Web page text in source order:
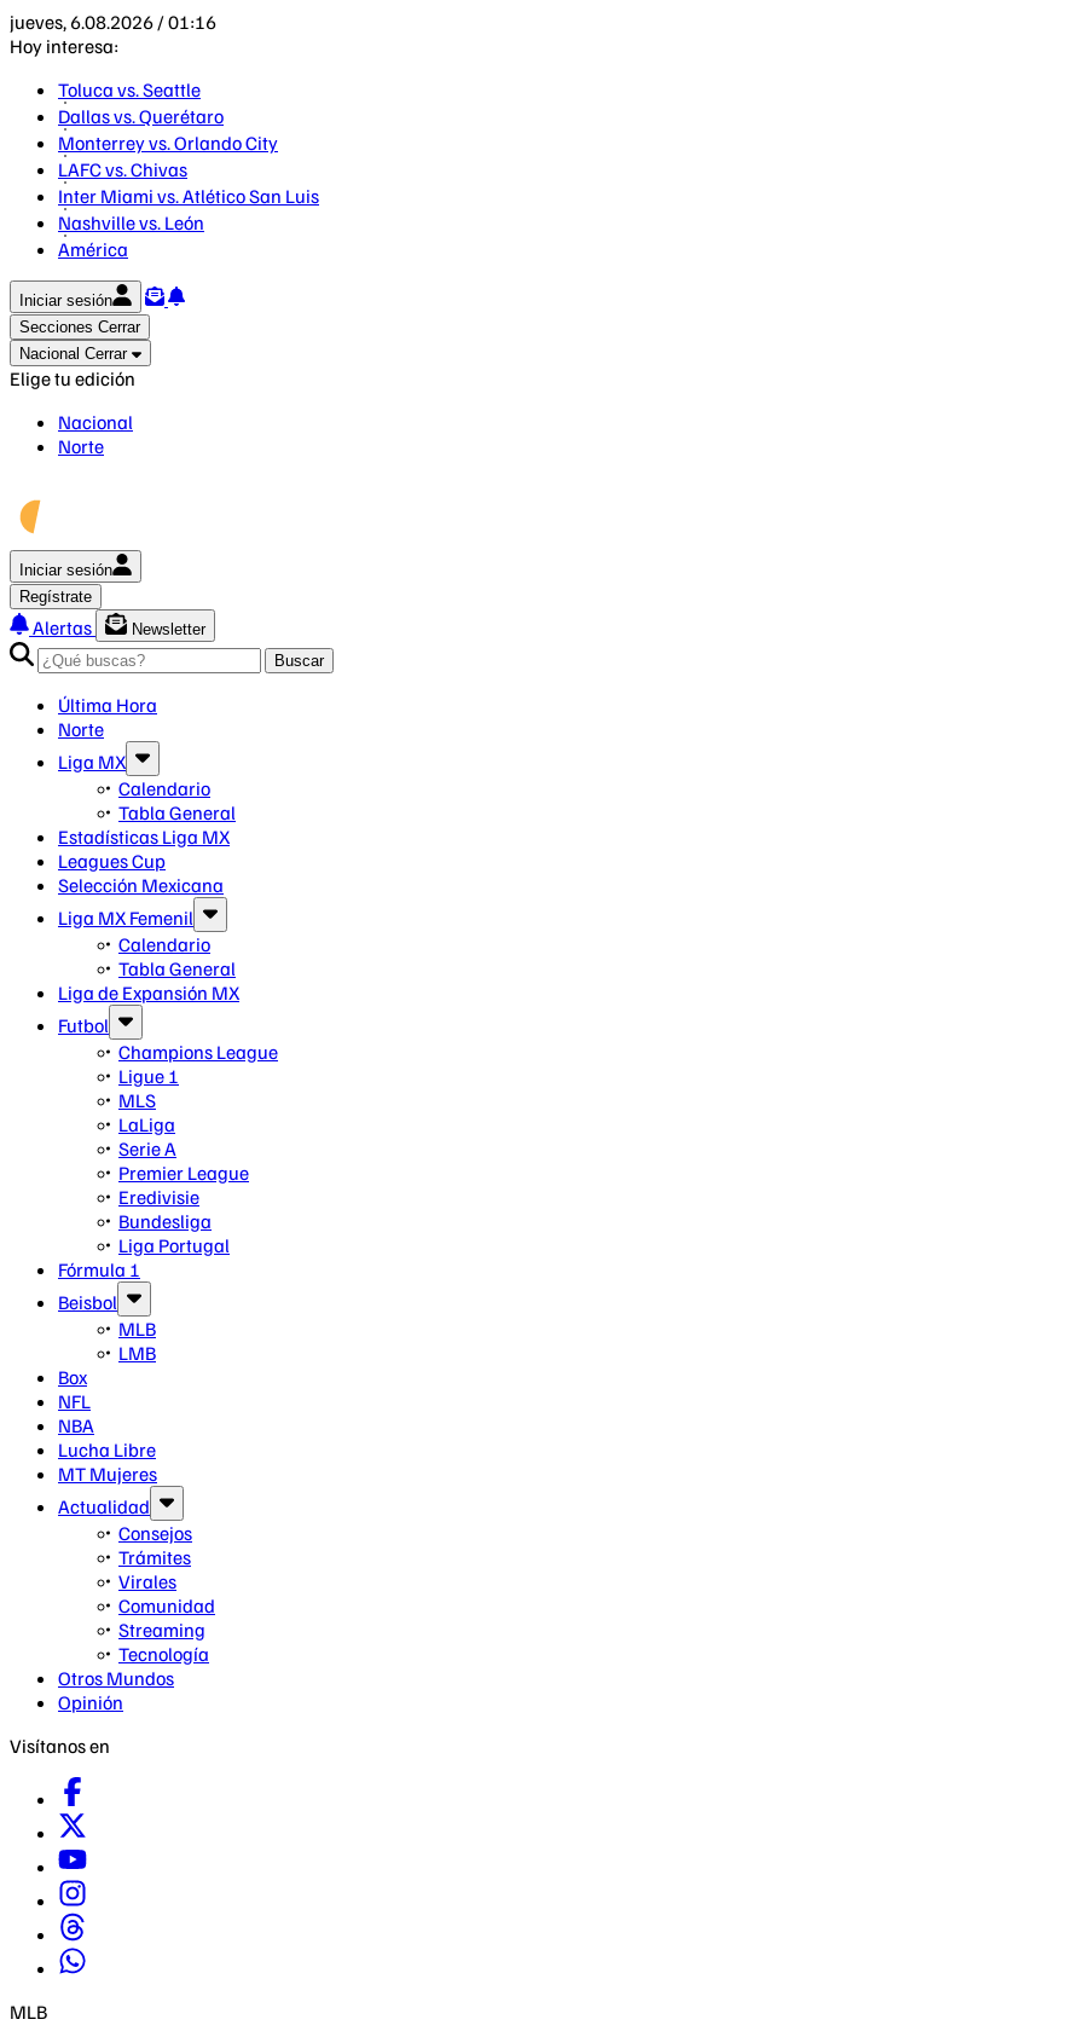
jueves, 6.08.2026 / 01:16
Hoy interesa:
Toluca vs. Seattle
Dallas vs. Querétaro
Monterrey vs. Orlando City
LAFC vs. Chivas
Inter Miami vs. Atlético San Luis
Nashville vs. León
América
Iniciar sesión
Secciones Cerrar
Nacional Cerrar
Elige tu edición
Nacional
Norte
Iniciar sesión
Regístrate
Alertas
Newsletter
Buscar
Última Hora
Norte
Liga MX
Calendario
Tabla General
Estadísticas Liga MX
Leagues Cup
Selección Mexicana
Liga MX Femenil
Calendario
Tabla General
Liga de Expansión MX
Futbol
Champions League
Ligue 1
MLS
LaLiga
Serie A
Premier League
Eredivisie
Bundesliga
Liga Portugal
Fórmula 1
Beisbol
MLB
LMB
Box
NFL
NBA
Lucha Libre
MT Mujeres
Actualidad
Consejos
Trámites
Virales
Comunidad
Streaming
Tecnología
Otros Mundos
Opinión
Visítanos en
MLB